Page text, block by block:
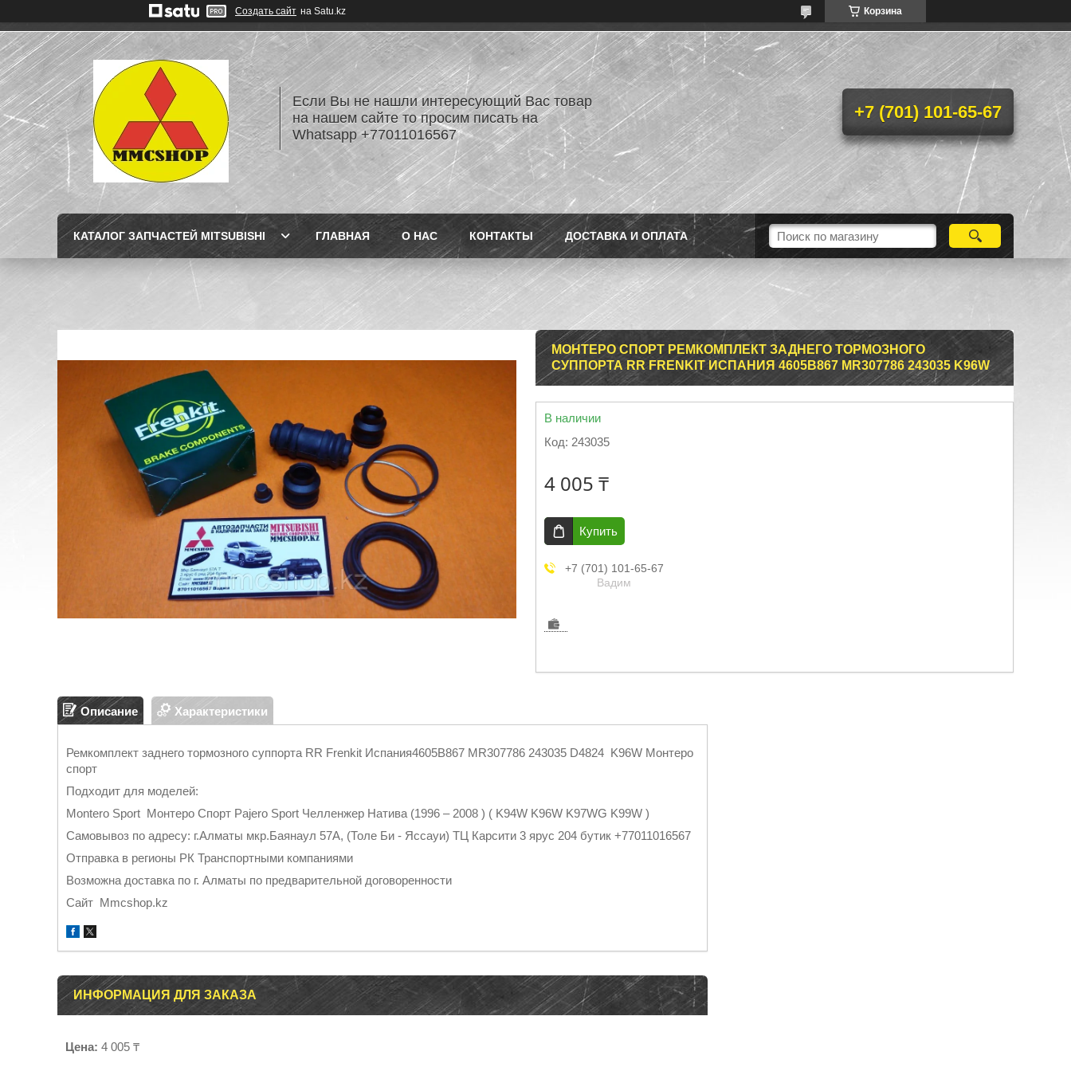
Создать сайт на Satu.kz Корзина
Если Вы не нашли интересующий Вас товар
на нашем сайте то просим писать на
Whatsapp +77011016567
+7 (701) 101-65-67
КАТАЛОГ ЗАПЧАСТЕЙ MITSUBISHI ГЛАВНАЯ О НАС КОНТАКТЫ ДОСТАВКА И ОПЛАТА
МОНТЕРО СПОРТ РЕМКОМПЛЕКТ ЗАДНЕГО ТОРМОЗНОГО
СУППОРТА RR FRENKIT ИСПАНИЯ 4605B867 MR307786 243035 K96W
В наличии
Код: 243035
4 005 ₸
Купить
+7 (701) 101-65-67
Вадим
Описание Характеристики
Ремкомплект заднего тормозного суппорта RR Frenkit Испания4605B867 MR307786 243035 D4824 K96W Монтеро
спорт
Подходит для моделей:
Montero Sport Монтеро Спорт Pajero Sport Челленжер Натива (1996 – 2008 ) ( K94W K96W K97WG K99W )
Самовывоз по адресу: г.Алматы мкр.Баянаул 57А, (Толе Би - Яссауи) ТЦ Карсити 3 ярус 204 бутик +77011016567
Отправка в регионы РК Транспортными компаниями
Возможна доставка по г. Алматы по предварительной договоренности
Cайт Mmcshop.kz
ИНФОРМАЦИЯ ДЛЯ ЗАКАЗА
Цена: 4 005 ₸